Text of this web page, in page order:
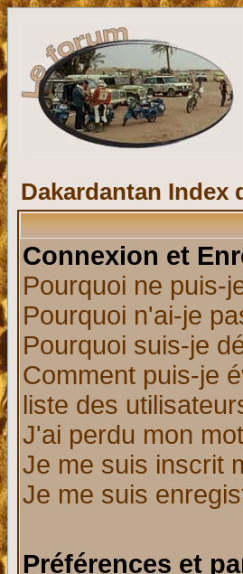
Dakardantan Index
Connexion et
Pourquoi ne puis-
Pourquoi n'ai-je
Pourquoi suis-je
Comment puis-je
liste des
J'ai perdu mon
Je me suis inscrit
Je me suis
Préférences et